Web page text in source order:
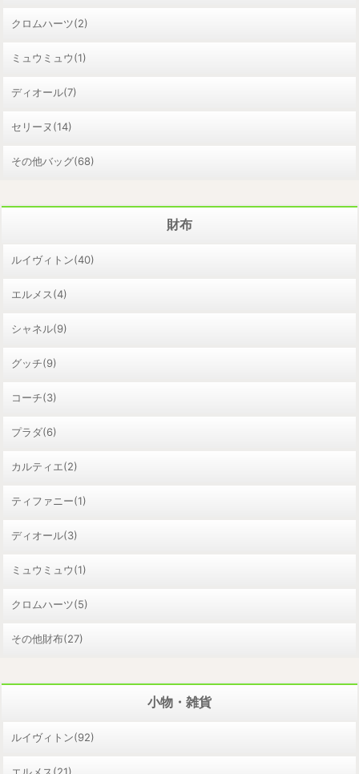
クロムハーツ(2)
ミュウミュウ(1)
ディオール(7)
セリーヌ(14)
その他バッグ(68)
財布
ルイヴィトン(40)
エルメス(4)
シャネル(9)
グッチ(9)
コーチ(3)
プラダ(6)
カルティエ(2)
ティファニー(1)
ディオール(3)
ミュウミュウ(1)
クロムハーツ(5)
その他財布(27)
小物・雑貨
ルイヴィトン(92)